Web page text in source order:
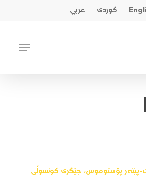
کوردی عربي
Menu
پیتەر پۆستوموس، جێگری کونسوڵی